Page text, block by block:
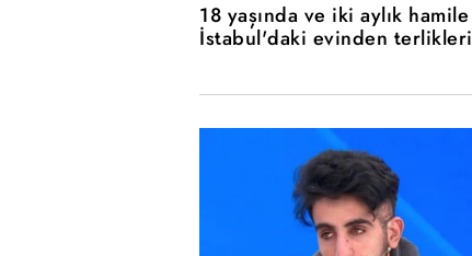
18 yaşında ve iki aylık
İstabul'daki evinden